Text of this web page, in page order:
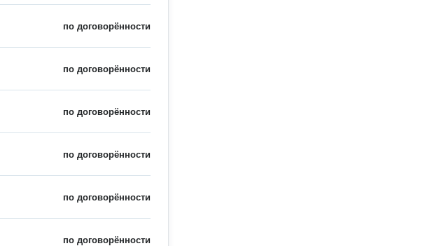
по договорённости
по договорённости
по договорённости
по договорённости
по договорённости
по договорённости